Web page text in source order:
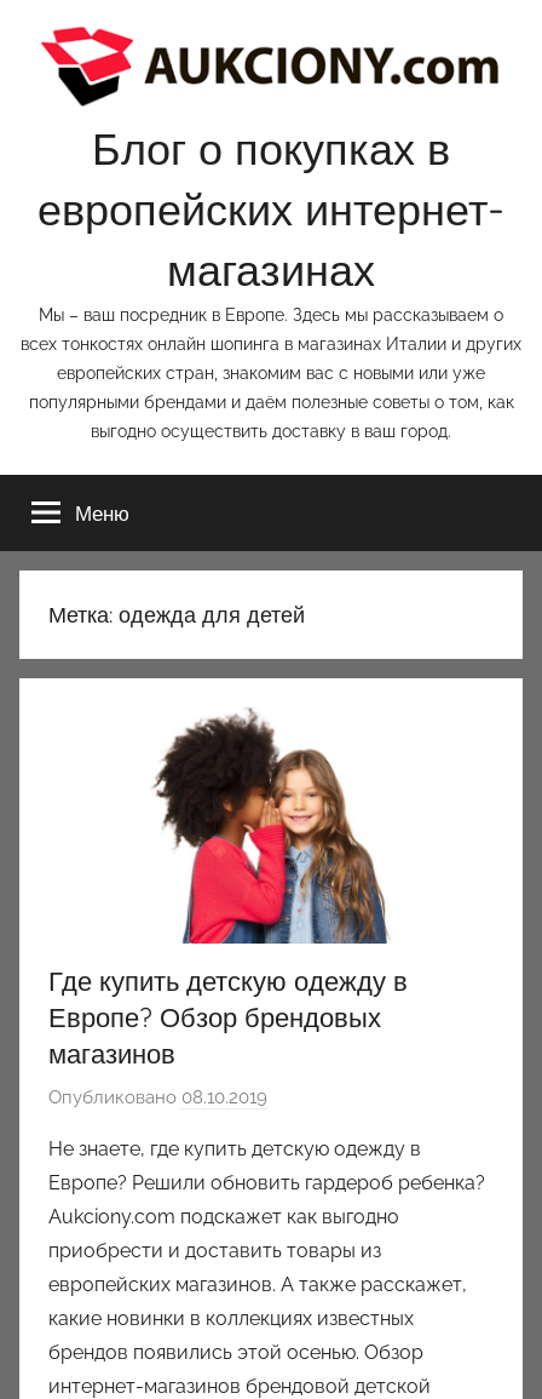
содержимому
Блог о покупках в
европейских интернет-
магазинах
Мы – ваш посредник в Европе. Здесь мы рассказываем о
всех тонкостях онлайн шопинга в магазинах Италии и других
европейских стран, знакомим вас с новыми или уже
популярными брендами и даём полезные советы о том, как
выгодно осуществить доставку в ваш город.
Меню
Метка: одежда для детей
Где купить детскую одежду в
Европе? Обзор брендовых
магазинов
Опубликовано 08.10.2019
т
о
р
о
м
a
u
k
Не знаете, где купить детскую одежду в
Европе? Решили обновить гардероб ребенка?
Aukciony.com подскажет как выгодно
приобрести и доставить товары из
европейских магазинов. А также расскажет,
какие новинки в коллекциях известных
брендов появились этой осенью. Обзор
интернет-магазинов брендовой детской